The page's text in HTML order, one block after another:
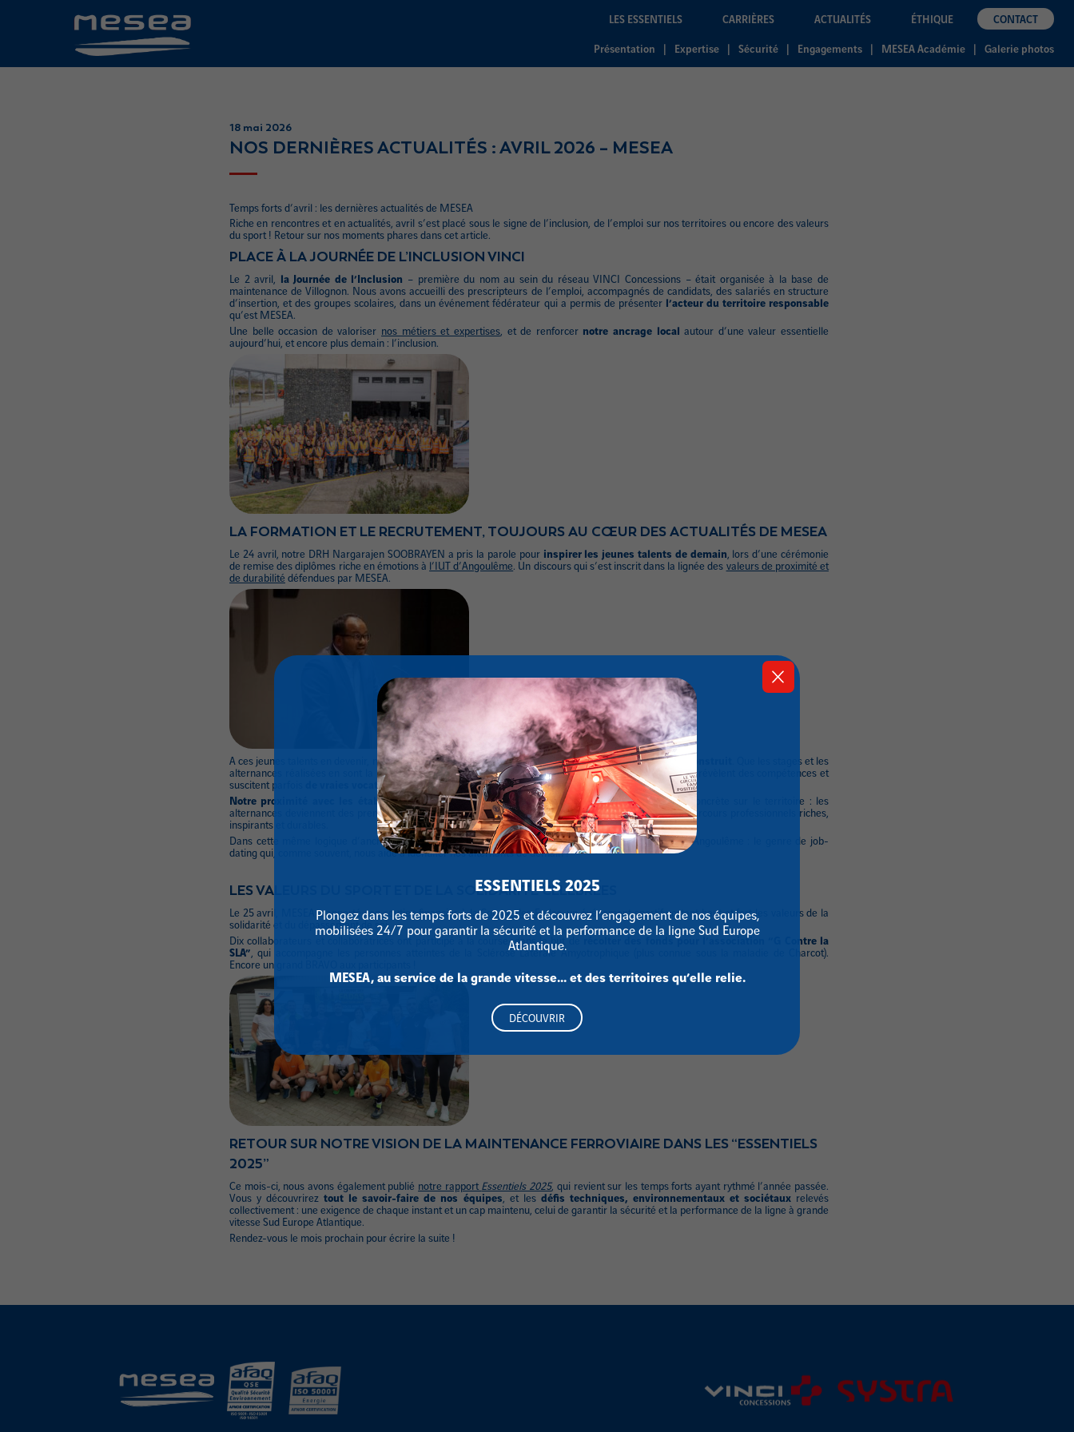
LES ESSENTIELS CARRIÈRES ACTUALITÉS ÉTHIQUE CONTACT
Présentation Expertise Sécurité Engagements MESEA Académie Galerie photos
ESSENTIELS 2025
Plongez dans les temps forts de 2025 et découvrez l’engagement de nos équipes,
mobilisées 24/7 pour garantir la sécurité et la performance de la ligne Sud Europe
Atlantique.
MESEA, au service de la grande vitesse… et des territoires qu’elle relie.
DÉCOUVRIR
18 mai 2026
NOS DERNIÈRES ACTUALITÉS : AVRIL 2026 – MESEA
Temps forts d’avril : les dernières actualités de MESEA
Riche en rencontres et en actualités, avril s’est placé sous le signe de l’inclusion, de l’emploi sur nos territoires ou encore des valeurs
du sport ! Retour sur nos moments phares dans cet article.
PLACE À LA JOURNÉE DE L’INCLUSION VINCI
Le 2 avril, la Journée de l’Inclusion – première du nom au sein du réseau VINCI Concessions – était organisée à la base de
maintenance de Villognon. Nous avons accueilli des prescripteurs de l’emploi, accompagnés de candidats, des salariés en structure
d’insertion, et des groupes scolaires, dans un événement fédérateur qui a permis de présenter l’acteur du territoire responsable
qu’est MESEA.
Une belle occasion de valoriser nos métiers et expertises, et de renforcer notre ancrage local
autour d’une valeur essentielle
aujourd’hui, et encore plus demain : l’inclusion.
LA FORMATION ET LE RECRUTEMENT, TOUJOURS AU CŒUR DES ACTUALITÉS DE MESEA
Le 24 avril, notre DRH Nargarajen SOOBRAYEN a pris la parole pour inspirer les jeunes talents de demain, lors d’une cérémonie
de remise des diplômes riche en émotions à l’IUT d’Angoulême. Un discours qui s’est inscrit dans la lignée des valeurs de proximité et
de durabilité défendues par MESEA.
A ces jeunes talents en devenir, nous disons souvent quel’employabilité ne se décrète pas : elle se construit
. Que les stages et les
alternances réalisées en sont la meilleure illustration. Que ce sont des expériences qui font grandir, qui révèlent des compétences et
suscitent parfois
de vraies vocations.
Notre proximité avec les établissements scolairesnous permet de construire une dynamique concrète sur le territoire : les
alternances deviennent des premiers emplois chez MESEA, et ces premiers emplois deviennent des parcours professionnels riches,
inspirants et durables.
Dans cette même logique d’ancrage territorial, nous avons également participé au forum du CESI d’Angoulême : le genre de job-
dating qui, comme souvent, nous aide à identifier nos alternants de demain !
LES VALEURS DU SPORT ET DE LA SOLIDARITÉ CÉLÉBRÉES
Le 25 avril, MESEA a apporté son soutien financier àla Course des Fadas, un événement sportif portant haut et fort les valeurs de la
solidarité et du dépassement de soi.
Dix collaborateurs et collaboratrices ont participé à la course, dans le but de
récolter des fonds pour l’association “G Contre la
SLA”, qui accompagne les personnes atteintes de la Sclérose Latérale Amyotrophique (plus connue sous la maladie de Charcot).
Encore un grand BRAVO aux participants !
RETOUR SUR NOTRE VISION DE LA MAINTENANCE FERROVIAIRE DANS LES “ESSENTIELS
2025”
Ce mois-ci, nous avons également publié notre rapport Essentiels 2025, qui revient sur les temps forts ayant rythmé l’année passée.
Vous y découvrireztout le savoir-faire de nos équipes, et les défis techniques, environnementaux et sociétauxrelevés
collectivement : une exigence de chaque instant et un cap maintenu, celui de garantir la sécurité et la performance de la ligne à grande
vitesse Sud Europe Atlantique.
Rendez-vous le mois prochain pour écrire la suite !